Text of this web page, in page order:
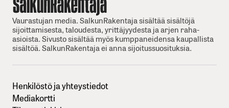
Vaurastujan media. SalkunRakentaja sisältää sisältöjä
sijoittamisesta, taloudesta, yrittäjyydesta ja arjen raha-
asioista. Sivusto sisältää myös kumppaneidensa kaupallista
sisältöä. SalkunRakentaja ei anna sijoitussuosituksia.
Henkilöstö ja yhteystiedot
Mediakortti